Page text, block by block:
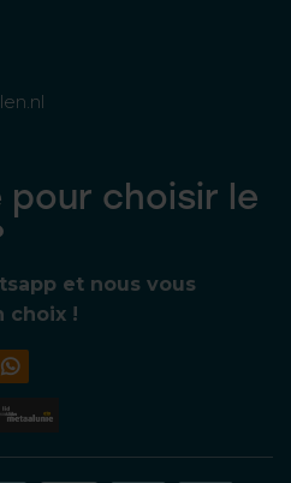
pour choisir le
et nous vous
choix !